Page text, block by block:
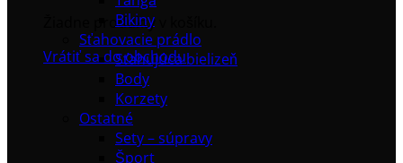
Žiadne produkty v košíku.
Vrátiť sa do obchodu
Bikiny
Sťahovacie prádlo
Sťahujúca bielizeň
Body
Korzety
Ostatné
Sety – súpravy
Šport